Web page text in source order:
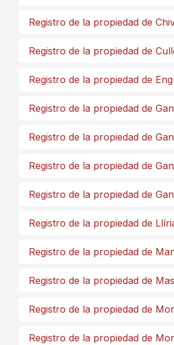
Registro de la propiedad de
Registro de la propiedad de
Registro de la propiedad de
Registro de la propiedad de
Registro de la propiedad de
Registro de la propiedad de
Registro de la propiedad de
Registro de la propiedad de
Registro de la propiedad de
Registro de la propiedad de
Registro de la propiedad de
Registro de la propiedad de